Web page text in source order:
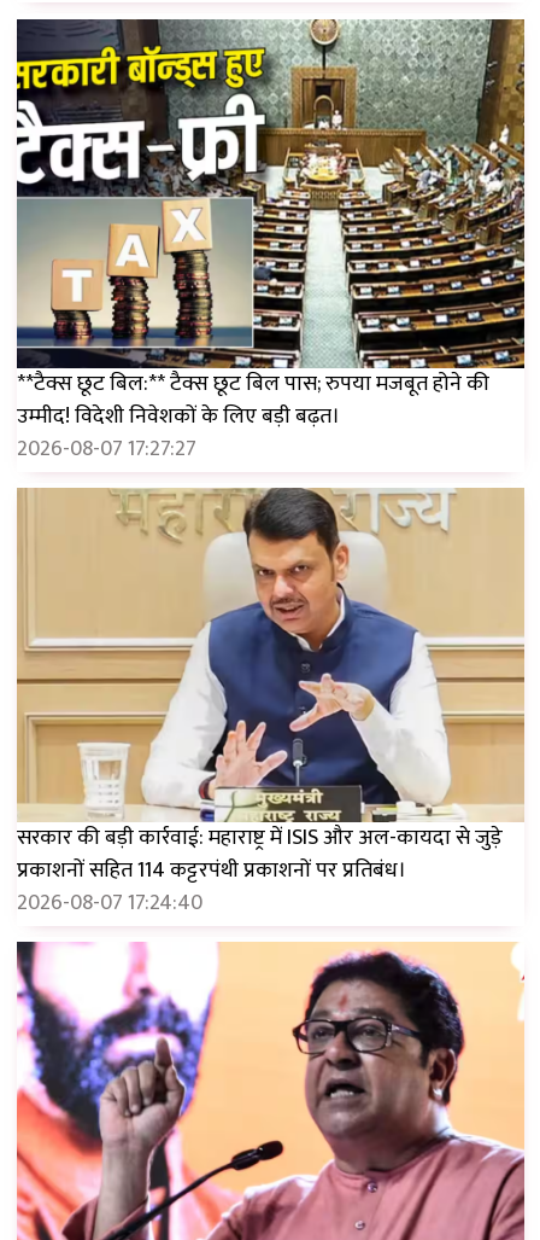
**टैक्स छूट बिल:** टैक्स छूट बिल पास; रुपया मजबूत होने की
उम्मीद! विदेशी निवेशकों के लिए बड़ी बढ़त।
2026-08-07 17:27:27
सरकार की बड़ी कार्रवाई: महाराष्ट्र में ISIS और अल-कायदा से जुड़े
प्रकाशनों सहित 114 कट्टरपंथी प्रकाशनों पर प्रतिबंध।
2026-08-07 17:24:40